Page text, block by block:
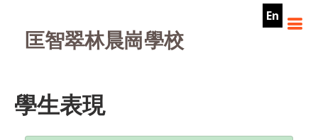
匡智翠林晨崗學校
En
學生表現